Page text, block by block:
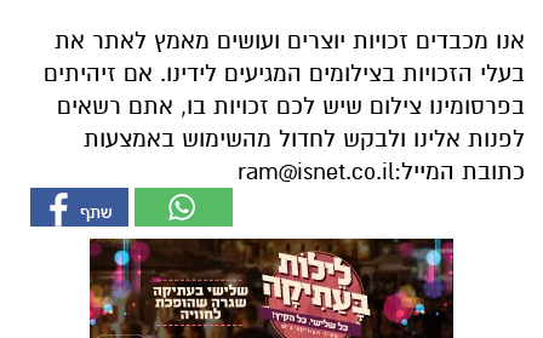
כתובת המייל:ram@isnet.co.il
אולי יעניין אותך גם